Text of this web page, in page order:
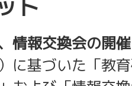
ト
情報交換会の開催
に基づいた「教